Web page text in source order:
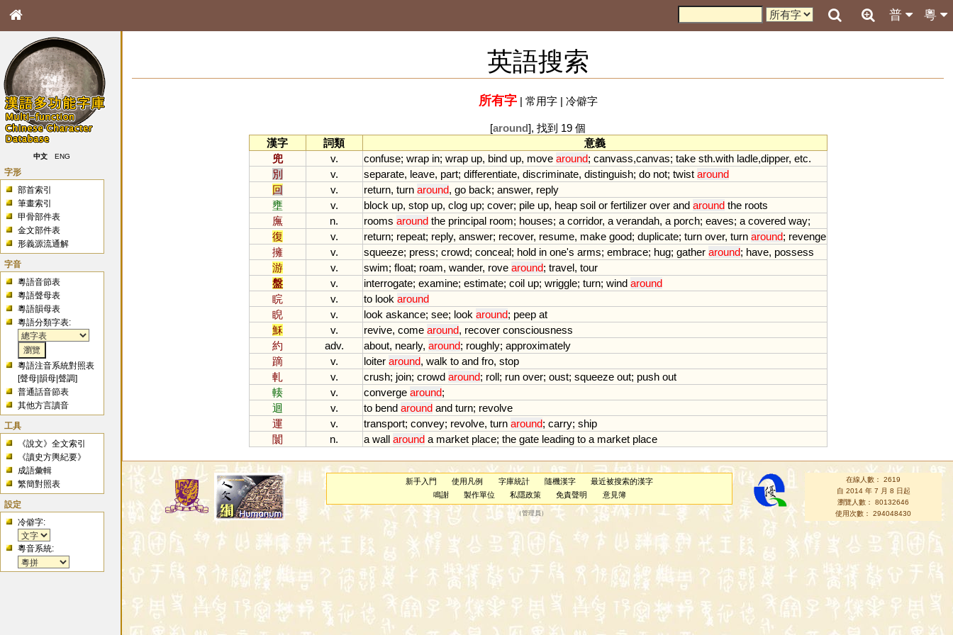
粵
普
中文 ENG
字形
部首索引
筆畫索引
甲骨部件表
金文部件表
形義源流通解
字音
粵語音節表
粵語聲母表
粵語韻母表
粵語分類字表:
粵語注音系統對照表
[聲母 |韻母 |聲調]
普通話音節表
其他方言讀音
工具
《說文》全文索引
《讀史方輿紀要》
成語彙輯
繁簡對照表
設定
冷僻字:
粵音系統:
英語搜索
所有字| 常用字| 冷僻字
[around], 找到 19 個
漢字
詞類
意義
兜
v. confuse; wrap in; wrap up, bind up, move around; canvass,canvas; take sth.with ladle,dipper, etc.
別
v. separate, leave, part; differentiate, discriminate, distinguish; do not; twist around
回
v. return, turn around, go back; answer, reply
壅
v. block up, stop up, clog up; cover; pile up, heap soil or fertilizer over and around the roots
廡
n. rooms around the principal room; houses; a corridor, a verandah, a porch; eaves; a covered way;
復
v. return; repeat; reply, answer; recover, resume, make good; duplicate; turn over, turn around; revenge
擁
v. squeeze; press; crowd; conceal; hold in one's arms; embrace; hug; gather around; have, possess
游
v. swim; float; roam, wander, rove around; travel, tour
盤
v. interrogate; examine; estimate; coil up; wriggle; turn; wind around
睆
v. to look around
睨
v. look askance; see; look around; peep at
穌
v. revive, come around, recover consciousness
約
adv. about, nearly, around; roughly; approximately
蹢
v. loiter around, walk to and fro, stop
軋
v. crush; join; crowd around; roll; run over; oust; squeeze out; push out
輳
v. converge around;
迴
v. to bend around and turn; revolve
運
v. transport; convey; revolve, turn around; carry; ship
闤
n. a wall around a market place; the gate leading to a market place
新手入門 使用凡例 字庫統計 隨機漢字
最近被搜索的漢字
鳴謝
製作單位 私隱政策 免責聲明 意見簿
（管理員 ）
在線人數： 2619
自 2014 年 7 月 8 日起
瀏覽人數： 80132646
使用次數： 294048430